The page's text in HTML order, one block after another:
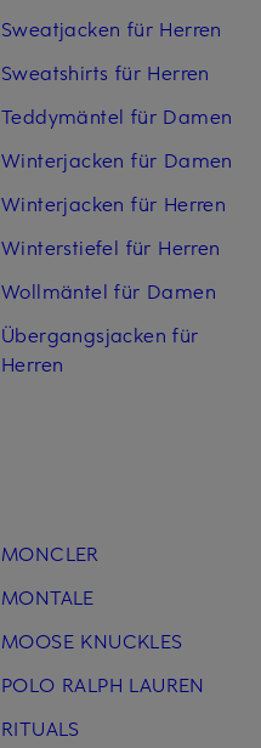
Sweatjacken für Herren
Sweatshirts für Herren
Teddymäntel für Damen
Winterjacken für Damen
Winterjacken für Herren
Winterstiefel für Herren
Wollmäntel für Damen
Übergangsjacken für
Herren
MONCLER
MONTALE
MOOSE KNUCKLES
POLO RALPH LAUREN
RITUALS